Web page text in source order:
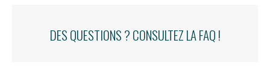
DES QUESTIONS ? CONSULTEZ LA FAQ !